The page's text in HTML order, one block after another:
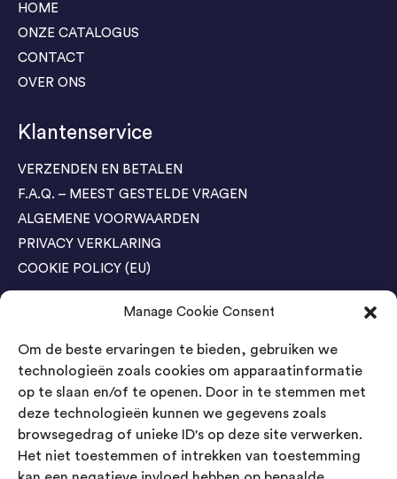
Manage Cookie Consent
Om de beste ervaringen te bieden, gebruiken we
technologieën zoals cookies om apparaatinformatie
op te slaan en/of te openen. Door in te stemmen met
deze technologieën kunnen we gegevens zoals
browsegedrag of unieke ID's op deze site verwerken.
Het niet toestemmen of intrekken van toestemming
HOME
ONZE CATALOGUS
CONTACT
OVER ONS
Klantenservice
VERZENDEN EN BETALEN
F.A.Q. – MEEST GESTELDE VRAGEN
ALGEMENE VOORWAARDEN
PRIVACY VERKLARING
COOKIE POLICY (EU)
Agenda Trade Shows
04-05 November / SVG FAIR Winterswijk
Bestel GRATIS kaarten
24-26 March / IAW Trade Fair - Cologne
Bestel GRATIS kaarten